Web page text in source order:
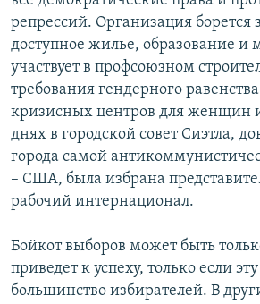
репрессий. Организация борется
доступное жилье, образование и
участвует в профсоюзном
требования гендерного
кризисных центров для женщин
днях в городской совет Сиэтла,
города самой
– США, была избрана
рабочий интернационал.
Бойкот выборов может быть
приведет к успеху, только если
большинство избирателей. В